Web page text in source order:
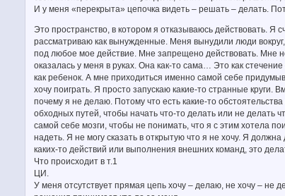
И у меня «перекрыта» цепочка видеть – решать – делать.
Это пространство, в котором я отказываюсь действовать. Я
рассматриваю как вынужденные. Меня вынудили люди
под любое мое действие. Мне запрещено действовать. Мне
оказалась у меня в руках. Она как-то сама… Это как
как ребенок. А мне приходиться именно самой себе
хочу поиграть. Я просто запускаю какие-то странные
почему я не делаю. Потому что есть какие-то
обходных путей, чтобы начать что-то делать или не
самой себе мозги, чтобы не понимать, что я с этим хотела
надеть. Я не могу сказать в открытую что я не хочу. Я
каких-то действий или выполнения внешних команд, это
Что происходит в т.1
ЦИ.
У меня отсутствует прямая цепь хочу – делаю, не хочу –